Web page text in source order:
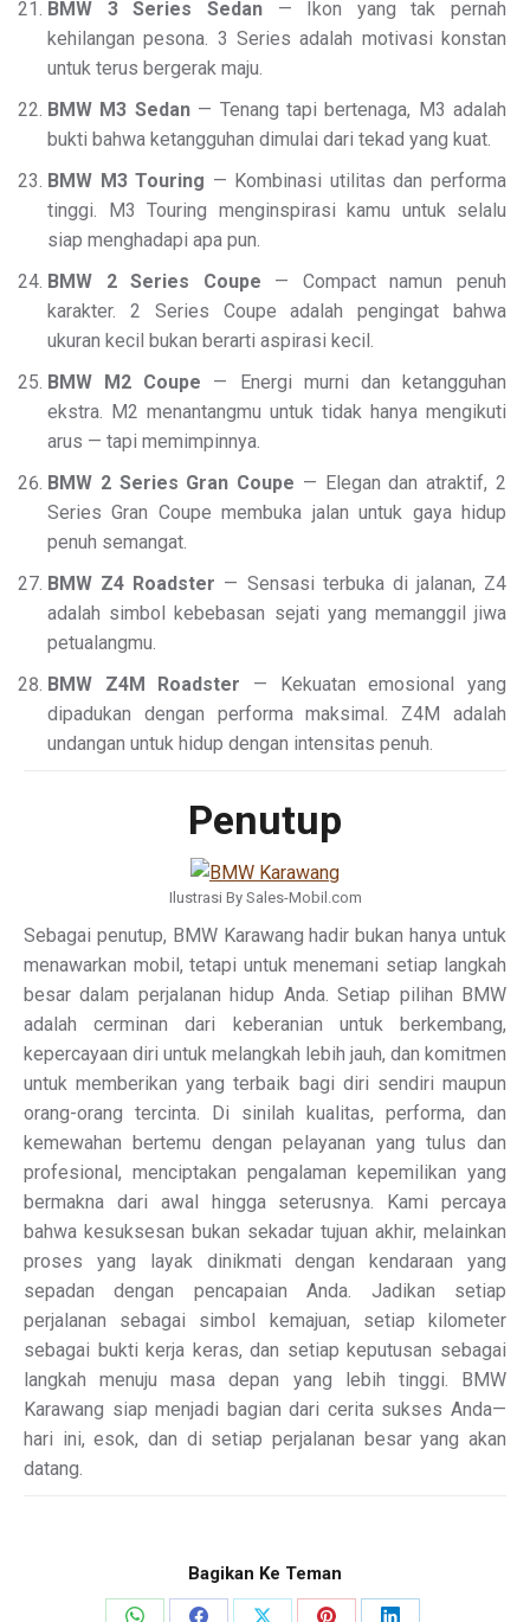
BMW 3 Series Sedan— Ikon yang tak pernah
kehilangan pesona. 3 Series adalah motivasi konstan
untuk terus bergerak maju.
BMW M3 Sedan— Tenang tapi bertenaga, M3 adalah
bukti bahwa ketangguhan dimulai dari tekad yang kuat.
BMW M3 Touring — Kombinasi utilitas dan performa
tinggi. M3 Touring menginspirasi kamu untuk selalu
siap menghadapi apa pun.
BMW 2 Series Coupe — Compact namun penuh
karakter. 2 Series Coupe adalah pengingat bahwa
ukuran kecil bukan berarti aspirasi kecil.
BMW M2 Coupe — Energi murni dan ketangguhan
ekstra. M2 menantangmu untuk tidak hanya mengikuti
arus — tapi memimpinnya.
BMW 2 Series Gran Coupe — Elegan dan atraktif, 2
Series Gran Coupe membuka jalan untuk gaya hidup
penuh semangat.
BMW Z4 Roadster — Sensasi terbuka di jalanan, Z4
adalah simbol kebebasan sejati yang memanggil jiwa
petualangmu.
BMW Z4M Roadster — Kekuatan emosional yang
dipadukan dengan performa maksimal. Z4M adalah
undangan untuk hidup dengan intensitas penuh.
Penutup
Ilustrasi By Sales-Mobil.com
Sebagai penutup, BMW Karawang hadir bukan hanya untuk
menawarkan mobil, tetapi untuk menemani setiap langkah
besar dalam perjalanan hidup Anda. Setiap pilihan BMW
adalah cerminan dari keberanian untuk berkembang,
kepercayaan diri untuk melangkah lebih jauh, dan komitmen
untuk memberikan yang terbaik bagi diri sendiri maupun
orang-orang tercinta. Di sinilah kualitas, performa, dan
kemewahan bertemu dengan pelayanan yang tulus dan
profesional, menciptakan pengalaman kepemilikan yang
bermakna dari awal hingga seterusnya. Kami percaya
bahwa kesuksesan bukan sekadar tujuan akhir, melainkan
proses yang layak dinikmati dengan kendaraan yang
sepadan dengan pencapaian Anda. Jadikan setiap
perjalanan sebagai simbol kemajuan, setiap kilometer
sebagai bukti kerja keras, dan setiap keputusan sebagai
langkah menuju masa depan yang lebih tinggi. BMW
Karawang siap menjadi bagian dari cerita sukses Anda—
hari ini, esok, dan di setiap perjalanan besar yang akan
datang.
Bagikan Ke Teman